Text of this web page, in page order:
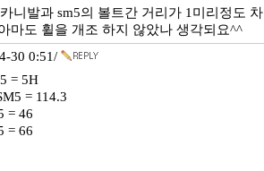
니발과 sm5의 볼트간 거리가 1미리정도 차
마도 휠을 개조 하지 않았나 생각되요^^
30 0:51/
= 5H
= 114.3
= 46
= 66